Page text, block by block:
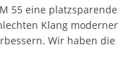
55 eine platzsparende
Klang moderner
Wir haben die